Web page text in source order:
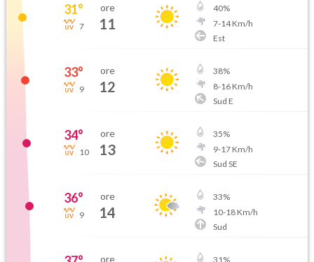
31°
7
ore
11
40%
7-14Km/h
Est
33°
9
ore
12
38%
8-16Km/h
Sud E
34°
10
ore
13
35%
9-17Km/h
Sud SE
36°
9
ore
14
33%
10-18Km/h
Sud
ore 31 %